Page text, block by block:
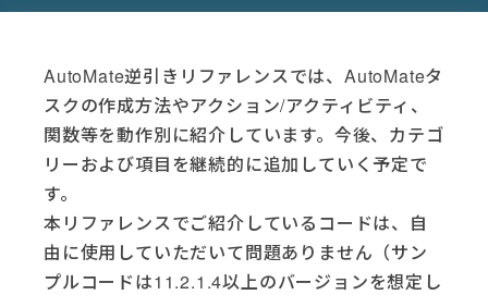
AutoMate逆引きリファレンスでは、AutoMateタ
スクの作成方法やアクション/アクティビティ、
関数等を動作別に紹介しています。今後、カテゴ
リーおよび項目を継続的に追加していく予定で
す。
本リファレンスでご紹介しているコードは、自
由に使用していただいて問題ありません（サン
プルコードは11.2.1.4以上のバージョンを想定し